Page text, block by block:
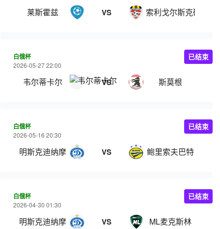
莱斯霍兹 VS 索利戈尔斯克矿工
白俄杯
2026-05-27 22:00
韦尔蒂卡尔 VS 斯莫根
已结束
白俄杯
2026-05-16 20:30
明斯克迪纳摩 VS 鲍里索夫巴特
已结束
白俄杯
2026-04-30 01:30
明斯克迪纳摩 VS ML麦克斯林
已结束